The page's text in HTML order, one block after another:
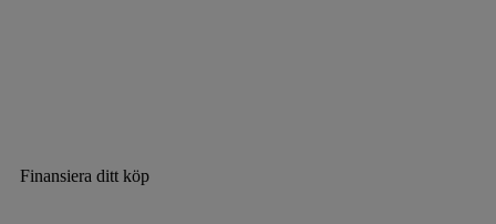
Finansiera ditt köp